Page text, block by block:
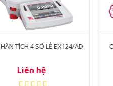
PHÂN TÍCH 4 SỐ LẺ OHAUS
Liên hệ